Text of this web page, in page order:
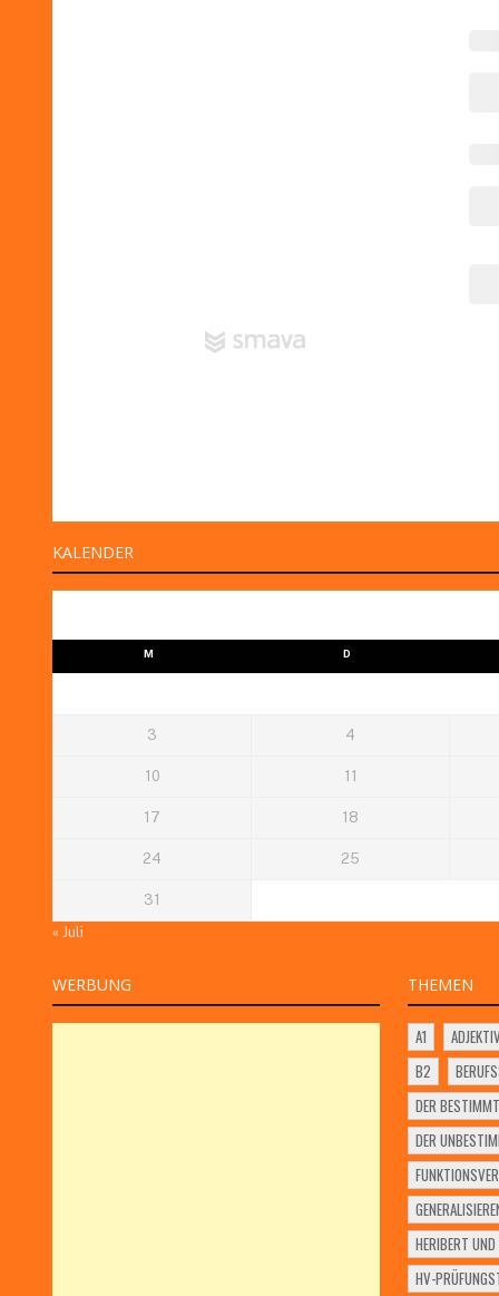
KALENDER
M D
3 4
10 11
17 18
24 25
31
« Juli
WERBUNG THEMEN
A1
B2
DER
DER
HERIBERT
HV-